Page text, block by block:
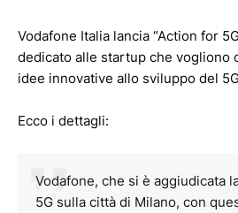
Vodafone Italia lancia “Action for
dedicato alle startup che vogliono
idee innovative allo sviluppo del
Ecco i dettagli:
Vodafone, che si è aggiudicata
5G sulla città di Milano, con